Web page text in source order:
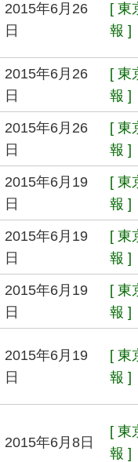
2015年6月26
日
[ 東
報 ]
2015年6月26
日
[ 東
報 ]
2015年6月26
日
[ 東
報 ]
2015年6月19
日
[ 東
報 ]
2015年6月19
日
[ 東
報 ]
2015年6月19
日
[ 東
報 ]
2015年6月19
日
[ 東
報 ]
2015年6月8日
[ 東
報 ]